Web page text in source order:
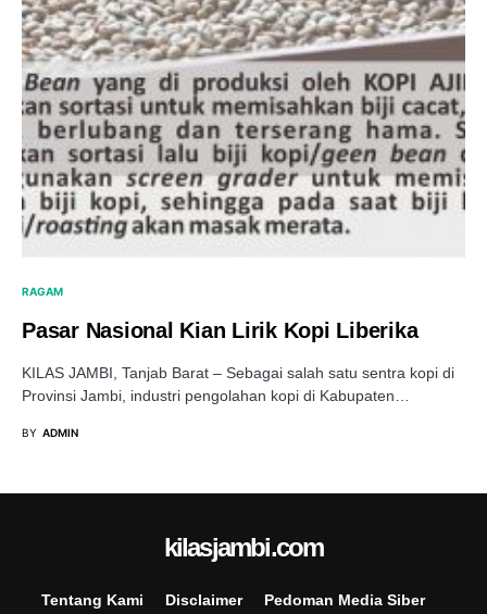
RAGAM
Pasar Nasional Kian Lirik Kopi Liberika
KILAS JAMBI, Tanjab Barat – Sebagai salah satu sentra kopi di
Provinsi Jambi, industri pengolahan kopi di Kabupaten…
BY ADMIN
kilasjambi.com
Tentang Kami Disclaimer Pedoman Media Siber